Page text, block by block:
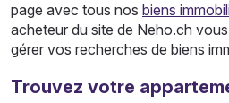
page avec tous nos biens
acheteur du site de Neho.ch
gérer vos recherches de biens
Trouvez votre